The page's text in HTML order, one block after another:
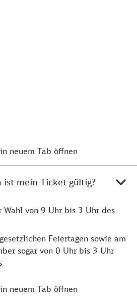
neuem Tab öffnen
ist mein Ticket gültig?
Wahl von 9 Uhr bis 3 Uhr des
Feiertagen sowie am
sogar von 0 Uhr bis 3 Uhr
neuem Tab öffnen